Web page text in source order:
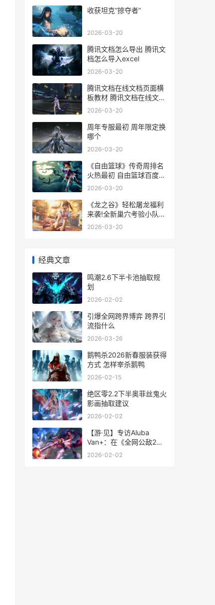
收获坦克“掠夺者”
2026-03-20
腾讯文档怎么导出 腾讯文
档怎么导入excel
2026-03-20
腾讯文档在线文档页面横
板教材 腾讯文档在线文档
保存期多久
2026-03-20
周年专服最初 周年限定换
哪个
2026-03-20
《自由篮球》传奇周排名
火热最初 自由篮球百度百
科
2026-03-20
《龙之谷》轻松屠龙福利
来袭!全新巢穴考验小队默
契 龙之谷玩法
2026-03-20
经典文章
鸣潮2.6下半卡池抽取规
划
2026-02-02
引爆全网跨界博弈 跨界引
流指什么
2026-03-26
鹅鸭杀2026新春服装获得
方式 怎样宰杀鹅鸭
2026-02-15
绝区零2.2下半奥菲丝鬼火
影画抽取建议
2026-02-02
【游·见】专访Aluba
Van+：在《全网公敌2新
世界》中探寻AI与真相的
2026-02-02